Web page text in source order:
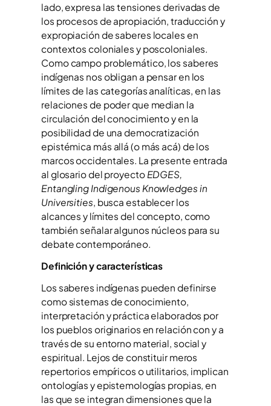
lado, expresa las tensiones derivadas de
los procesos de apropiación, traducción y
expropiación de saberes locales en
contextos coloniales y poscoloniales.
Como campo problemático, los saberes
indígenas nos obligan a pensar en los
límites de las categorías analíticas, en las
relaciones de poder que median la
circulación del conocimiento y en la
posibilidad de una democratización
epistémica más allá (o más acá) de los
marcos occidentales. La presente entrada
al glosario del proyecto EDGES,
Entangling Indigenous Knowledges in
Universities, busca establecer los
alcances y límites del concepto, como
también señalar algunos núcleos para su
debate contemporáneo.
Definición y características
Los saberes indígenas pueden definirse
como sistemas de conocimiento,
interpretación y práctica elaborados por
los pueblos originarios en relación con y a
través de su entorno material, social y
espiritual. Lejos de constituir meros
repertorios empíricos o utilitarios, implican
ontologías y epistemologías propias, en
las que se integran dimensiones que la